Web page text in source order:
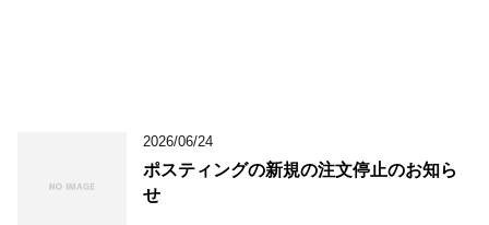
2026/06/24
ポスティングの新規の注文停止のお知ら
せ